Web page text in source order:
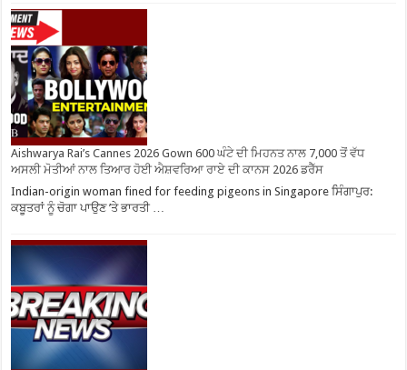
Aishwarya Rai’s Cannes 2026 Gown 600 ਘੰਟੇ ਦੀ ਮਿਹਨਤ ਨਾਲ 7,000 ਤੋਂ ਵੱਧ
ਅਸਲੀ ਮੋਤੀਆਂ ਨਾਲ ਤਿਆਰ ਹੋਈ ਐਸ਼ਵਰਿਆ ਰਾਏ ਦੀ ਕਾਨਸ 2026 ਡਰੈੱਸ
Indian-origin woman fined for feeding pigeons in Singapore ਸਿੰਗਾਪੁਰ:
ਕਬੂਤਰਾਂ ਨੂੰ ਚੋਗਾ ਪਾਉਣ ’ਤੇ ਭਾਰਤੀ …